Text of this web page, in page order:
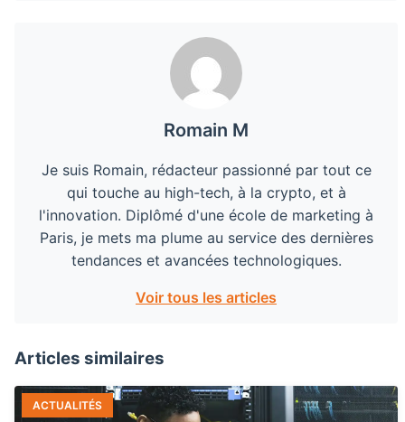
Romain M
Je suis Romain, rédacteur passionné par tout ce
qui touche au high-tech, à la crypto, et à
l'innovation. Diplômé d'une école de marketing à
Paris, je mets ma plume au service des dernières
tendances et avancées technologiques.
Voir tous les articles
Articles similaires
ACTUALITÉS